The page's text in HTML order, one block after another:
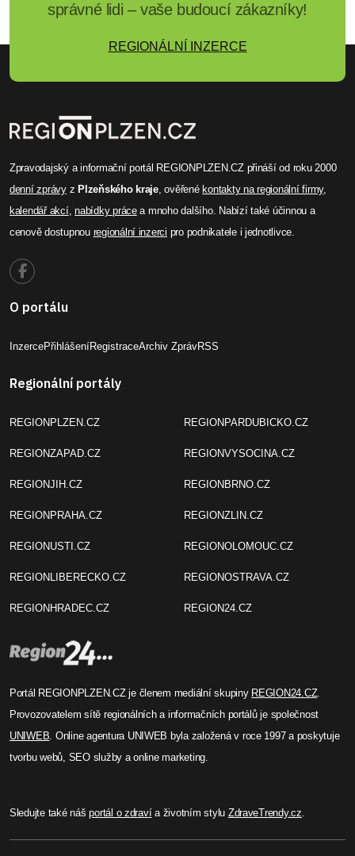
správné lidi – vaše budoucí zákazníky!
REGIONÁLNÍ INZERCE
Zpravodajský a informační portál REGIONPLZEN.CZ přináší od roku 2000
denní zprávyz Plzeňského kraje, ověřené kontakty na regionální firmy,
kalendář akcí,nabídky prácea mnoho dalšího. Nabízí také účinnou a
cenově dostupnou regionální inzerci pro podnikatele i jednotlivce.
O portálu
InzercePřihlášeníRegistraceArchiv ZprávRSS
Regionální portály
REGIONPLZEN.CZ
REGIONZAPAD.CZ
REGIONJIH.CZ
REGIONPRAHA.CZ
REGIONUSTI.CZ
REGIONLIBERECKO.CZ
REGIONHRADEC.CZ
REGIONPARDUBICKO.CZ
REGIONVYSOCINA.CZ
REGIONBRNO.CZ
REGIONZLIN.CZ
REGIONOLOMOUC.CZ
REGIONOSTRAVA.CZ
REGION24.CZ
Portál REGIONPLZEN.CZ je členem mediální skupiny REGION24.CZ.
Provozovatelem sítě regionálních a informačních portálů je společnost
UNIWEB. Online agentura UNIWEB byla založená v roce 1997 a poskytuje
tvorbu webů, SEO služby a online marketing.
Sledujte také nášportál o zdravía životním stylu ZdraveTrendy.cz.